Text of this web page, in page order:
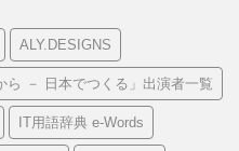
ALY.DESIGNS
ら － 日本でつくる」出演者一覧
IT用語辞典 e-Words